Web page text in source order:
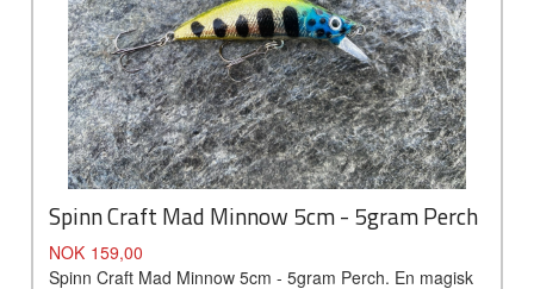
Spinn Craft Mad Minnow 5cm - 5gram Perch
Pris
NOK 159,00
Spinn Craft Mad Minnow 5cm - 5gram Perch. En magisk